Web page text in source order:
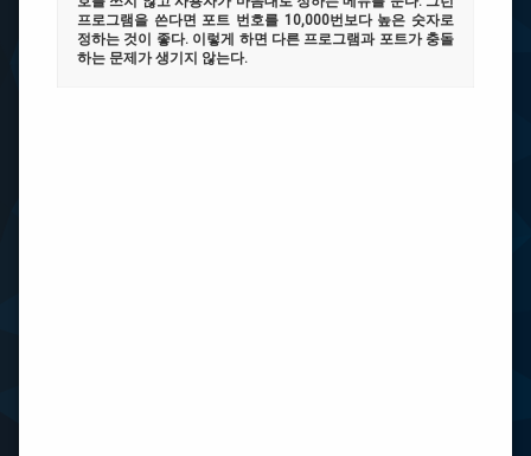
프로그램을 쓴다면 포트 번호를 10,000번보다 높은 숫자로
정하는 것이 좋다. 이렇게 하면 다른 프로그램과 포트가 충돌
하는 문제가 생기지 않는다.